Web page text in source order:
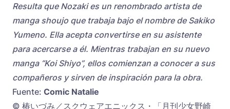
Resulta que Nozaki es un renombrado artista de
manga shoujo que trabaja bajo el nombre de Sakiko
Yumeno. Ella acepta convertirse en su asistente
para acercarse a él. Mientras trabajan en su nuevo
manga “Koi Shiyo”, ellos comienzan a conocer a sus
compañeros y sirven de inspiración para la obra.
Fuente: Comic Natalie
© 椿いづみ／スクウェアエニックス・「月刊少女野崎